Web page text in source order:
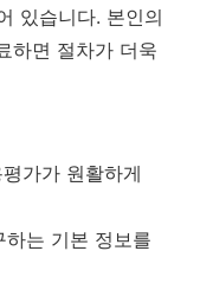
있습니다. 본인의
하면 절차가 더욱
가가 원활하게
는 기본 정보를